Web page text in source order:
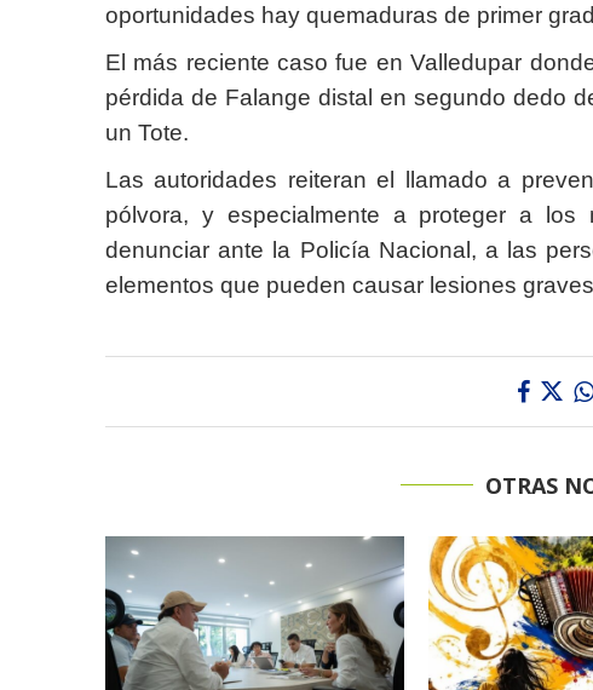
oportunidades hay quemaduras de primer
El más reciente caso fue en Valledupar
pérdida de Falange distal en segundo dedo
un Tote.
Las autoridades reiteran el llamado a
pólvora, y especialmente a proteger a
denunciar ante la Policía Nacional, a las
elementos que pueden causar lesiones
OTRAS